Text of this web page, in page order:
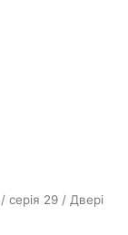
/ серія 29 / Двері